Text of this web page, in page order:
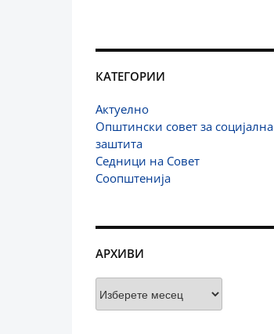
КАТЕГОРИИ
Актуелно
Општински совет за социјална
заштита
Седници на Совет
Соопштенија
АРХИВИ